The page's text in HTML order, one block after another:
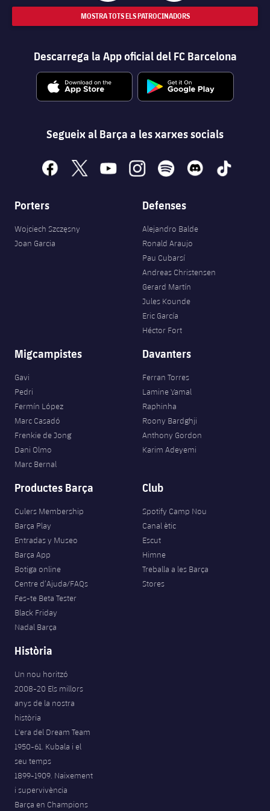
MOSTRA TOTS ELS PATROCINADORS
Descarrega la App oficial del FC Barcelona
Segueix al Barça a les xarxes socials
facebook
x youtubeinstagramspotify discord tiktok
Porters
Wojciech Szczęsny
Joan Garcia
Defenses
Alejandro Balde
Ronald Araujo
Pau Cubarsí
Andreas Christensen
Gerard Martín
Jules Kounde
Eric García
Héctor Fort
Migcampistes
Gavi
Pedri
Fermín López
Marc Casadó
Frenkie de Jong
Dani Olmo
Marc Bernal
Davanters
Ferran Torres
Lamine Yamal
Raphinha
Roony Bardghji
Anthony Gordon
Karim Adeyemi
Productes Barça
Culers Membership
Barça Play
Entradas y Museo
Barça App
Botiga online
Centre d’Ajuda/FAQs
Fes-te Beta Tester
Black Friday
Nadal Barça
Club
Spotify Camp Nou
Canal ètic
Escut
Himne
Treballa a les Barça
Stores
Història
Un nou horitzó
2008-20 Els millors
anys de la nostra
història
L'era del Dream Team
1950-61. Kubala i el
seu temps
1899-1909. Naixement
i supervivència
Barça en Champions